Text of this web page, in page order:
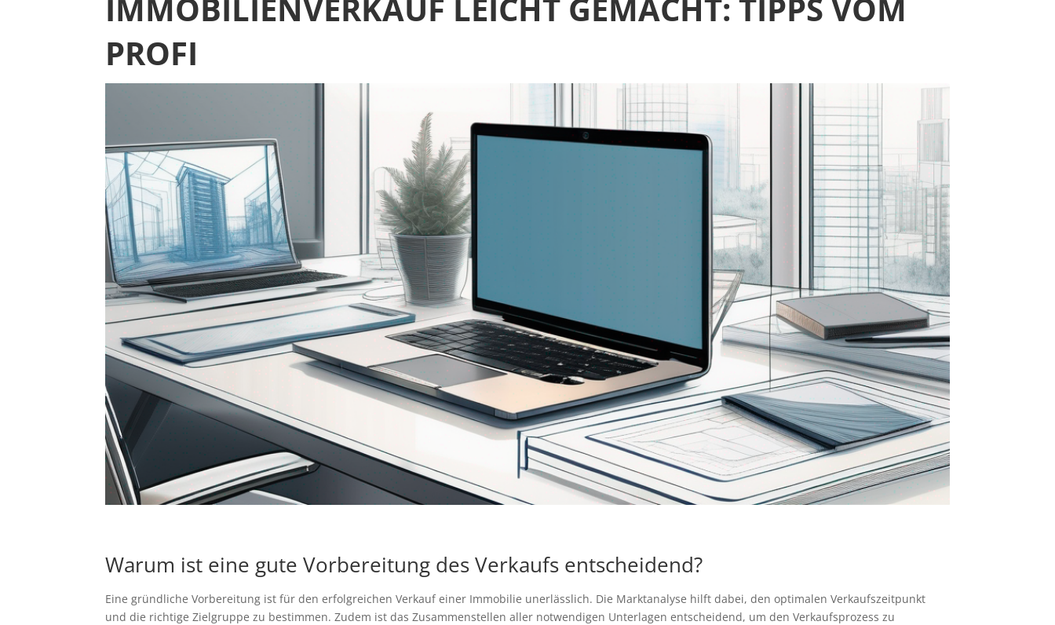
IMMOBILIENVERKAUF LEICHT GEMACHT: TIPPS VOM
PROFI
Warum ist eine gute Vorbereitung des Verkaufs entscheidend?
Eine gründliche Vorbereitung ist für den erfolgreichen Verkauf einer Immobilie unerlässlich. Die Marktanalyse hilft dabei, den optimalen Verkaufszeitpunkt
und die richtige Zielgruppe zu bestimmen. Zudem ist das Zusammenstellen aller notwendigen Unterlagen entscheidend, um den Verkaufsprozess zu